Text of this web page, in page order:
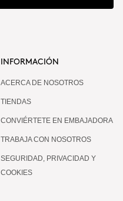
INFORMACIÓN
ACERCA DE NOSOTROS
TIENDAS
CONVIÉRTETE EN EMBAJADORA
TRABAJA CON NOSOTROS
SEGURIDAD, PRIVACIDAD Y
COOKIES